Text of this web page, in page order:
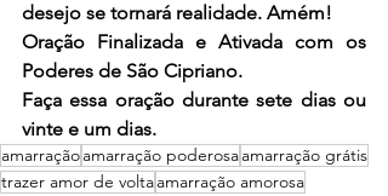
desejo se tornará realidade. Amém!
Oração Finalizada e Ativada com os
Poderes de São Cipriano.
Faça essa oração durante sete dias ou
vinte e um dias.
amarraçãoamarração poderosaamarração grátis
trazer amor de voltaamarração amorosa